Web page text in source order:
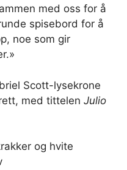
med oss ​​for å
spisebord for å
noe som gir
Scott-lysekrone
med tittelen Julio